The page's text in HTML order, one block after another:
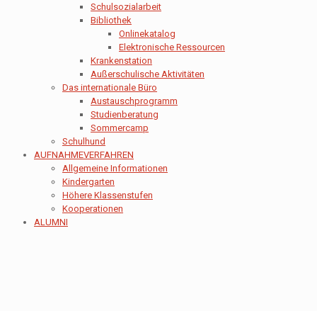
Schulsozialarbeit
Bibliothek
Onlinekatalog
Elektronische Ressourcen
Krankenstation
Außerschulische Aktivitäten
Das internationale Büro
Austauschprogramm
Studienberatung
Sommercamp
Schulhund
AUFNAHMEVERFAHREN
Allgemeine Informationen
Kindergarten
Höhere Klassenstufen
Kooperationen
ALUMNI